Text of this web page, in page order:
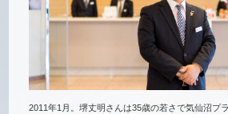
2011年1月。堺丈明さんは35歳の若さで気仙沼プ